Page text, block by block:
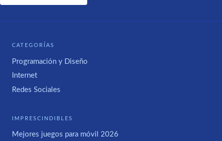
CATEGORÍAS
Programación y Diseño
Internet
Redes Sociales
IMPRESCINDIBLES
Mejores juegos para móvil 2026